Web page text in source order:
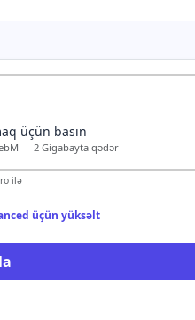
üçün basın
— 2 Gigabayta qədər
ilə
üçün yüksəlt